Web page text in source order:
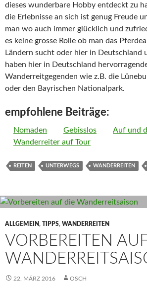
dieses wunderbare Hobby entdeckt zu
die Erlebnisse an sich ist genug Freude
man wo auch immer glücklich und
es keine grosse Rolle ob man das
Ländern sucht oder hier in Deutschland
haben hier in Deutschland
Wanderreitgegenden wie z.B. die
oder den Bayrischen Nationalpark.
empfohlene Beiträge:
Nomaden Gebisslos
Auf und
Wanderreiter auf Tour
REITEN UNTERWEGS WANDERREITEN
ALLGEMEIN, TIPPS, WANDERREITEN
VORBEREITEN
22. MÄRZ 2016 OSCH